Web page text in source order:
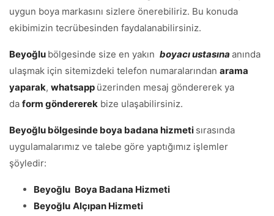
uygun boya markasını sizlere önerebiliriz. Bu konuda
ekibimizin tecrübesinden faydalanabilirsiniz.
Beyoğlu bölgesinde size en yakın boyacı ustasına anında
ulaşmak için sitemizdeki telefon numaralarından arama
yaparak, whatsapp üzerinden mesaj göndererek ya
da form göndererek bize ulaşabilirsiniz.
Beyoğlu bölgesinde boya badana hizmeti sırasında
uygulamalarımız ve talebe göre yaptığımız işlemler
şöyledir:
Beyoğlu Boya Badana Hizmeti
Beyoğlu Alçıpan Hizmeti